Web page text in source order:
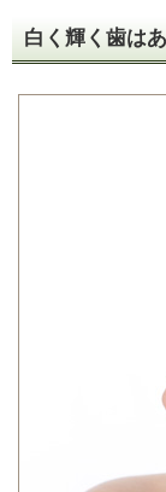
白く輝く歯は